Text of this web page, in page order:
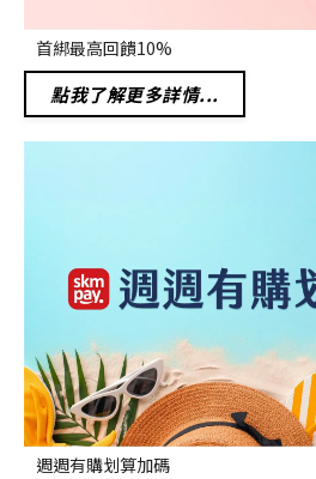
首綁最高回饋10%
點我了解更多詳情...
週週有購划算加碼